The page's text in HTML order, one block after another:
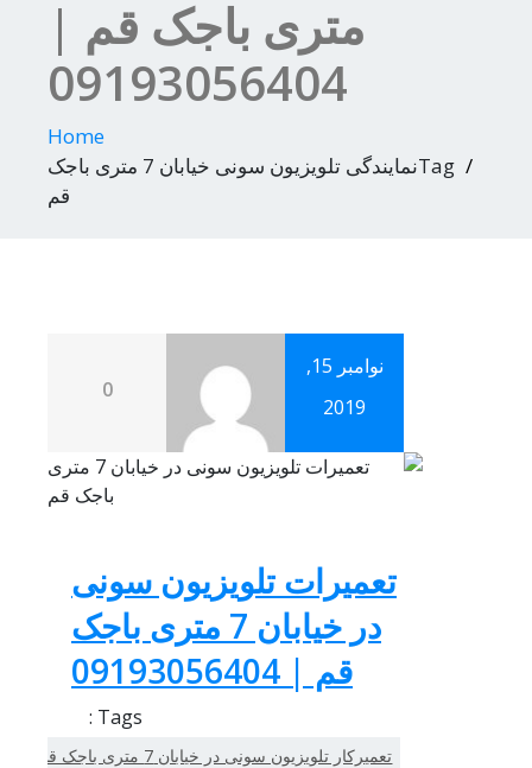
متری باجک قم |
09193056404
Home
Tagنمایندگی تلویزیون سونی خیابان 7 متری باجک
قم
نوامبر 15,
2019
0
تعمیرات تلویزیون سونی
در خیابان 7 متری باجک
قم | 09193056404
Tags :
تعمیرکار تلویزیون سونی در خیابان 7 متری باجک قم